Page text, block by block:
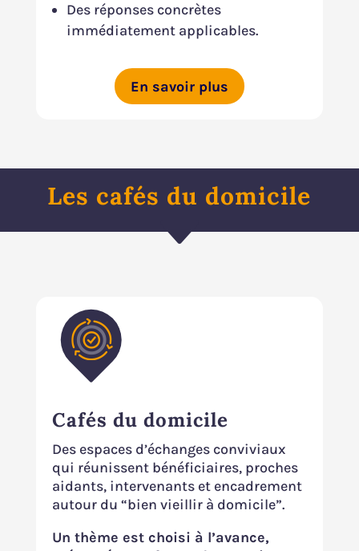
Des réponses concrètes
immédiatement applicables.
En savoir plus
Les cafés du domicile
C
Cafés du domicile
Des espaces d’échanges conviviaux
qui réunissent bénéficiaires, proches
aidants, intervenants et encadrement
autour du “bien vieillir à domicile”.
Un thème est choisi à l’avance,